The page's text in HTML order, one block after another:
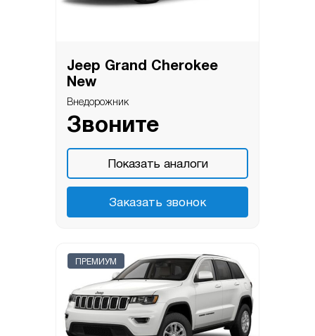
Jeep Grand Cherokee
New
Внедорожник
Звоните
Показать аналоги
Заказать звонок
ПРЕМИУМ